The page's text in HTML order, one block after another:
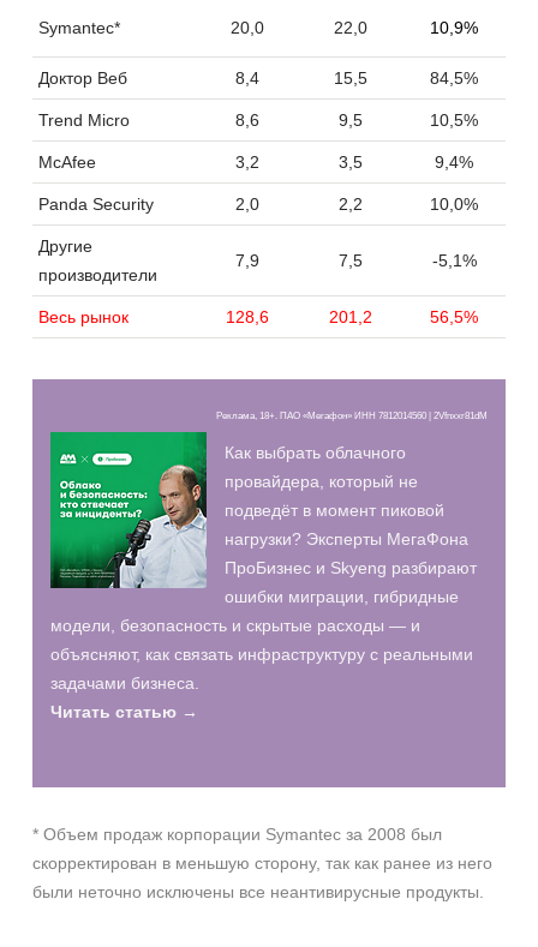
Symantec* 20,0 22,0 10,9%
Доктор Веб 8,4 15,5 84,5%
Trend Micro 8,6 9,5 10,5%
McAfee 3,2 3,5 9,4%
Panda Security 2,0 2,2 10,0%
Другие
производители
7,9 7,5 -5,1%
Весь рынок 128,6 201,2 56,5%
Реклама, 18+. ПАО «Мегафон» ИНН 7812014560 | 2Vfnxxr81dM
Как выбрать облачного
провайдера, который не
подведёт в момент пиковой
нагрузки? Эксперты МегаФона
ПроБизнес и Skyeng разбирают
ошибки миграции, гибридные
модели, безопасность и скрытые расходы — и
объясняют, как связать инфраструктуру с реальными
задачами бизнеса.
Читать статью →
* Объем продаж корпорации Symantec за 2008 был
скорректирован в меньшую сторону, так как ранее из него
были неточно исключены все неантивирусные продукты.